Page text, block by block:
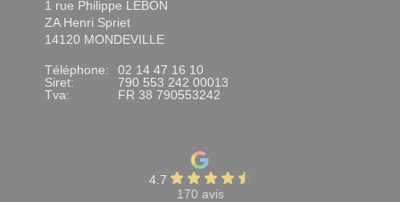
1 rue Philippe LEBON
ZA Henri Spriet
14120 MONDEVILLE
Téléphone:
02 14 47 16 10
Siret:
790 553 242 00013
Tva:
FR 38 790553242
4.7
170 avis